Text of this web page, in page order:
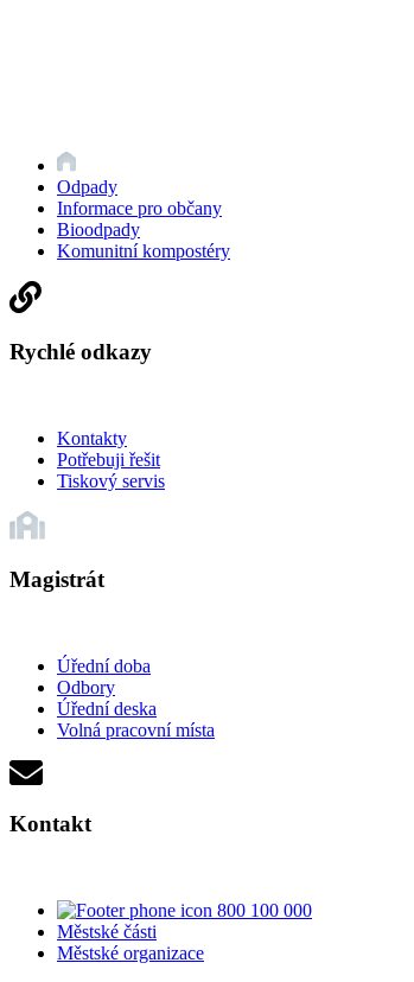
Odpady
Informace pro občany
Bioodpady
Komunitní kompostéry
Rychlé odkazy
Kontakty
Potřebuji řešit
Tiskový servis
Magistrát
Úřední doba
Odbory
Úřední deska
Volná pracovní místa
Kontakt
800 100 000
Městské části
Městské organizace